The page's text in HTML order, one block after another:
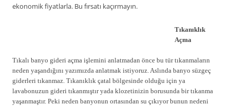
ekonomik fiyatlarla. Bu fırsatı kaçırmayın.
Tıkanıklık
Açma
Tıkalı banyo gideri açma işlemini anlatmadan önce bu tür tıkanmaların
neden yaşandığını yazımızda anlatmak istiyoruz. Aslında banyo süzgeç
giderleri tıkanmaz. Tıkanıklık çatal bölgesinde olduğu için ya
lavabonuzun gideri tıkanmıştır yada klozetinizin borusunda bir tıkanma
yaşanmaştır. Peki neden banyonun ortasından su çıkıyor bunun nedeni